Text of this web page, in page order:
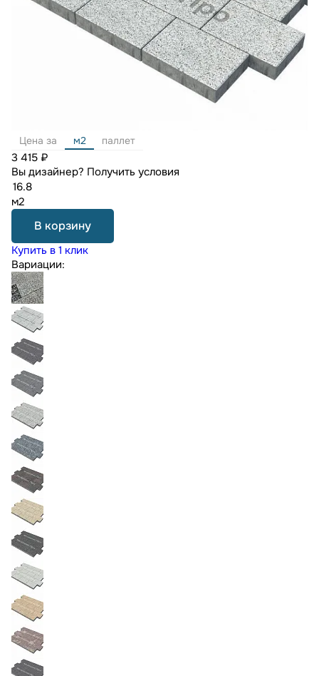
Цена за м2 паллет
3 415 ₽
Вы дизайнер? Получить условия
м2
В корзину
Купить в 1 клик
Вариации: